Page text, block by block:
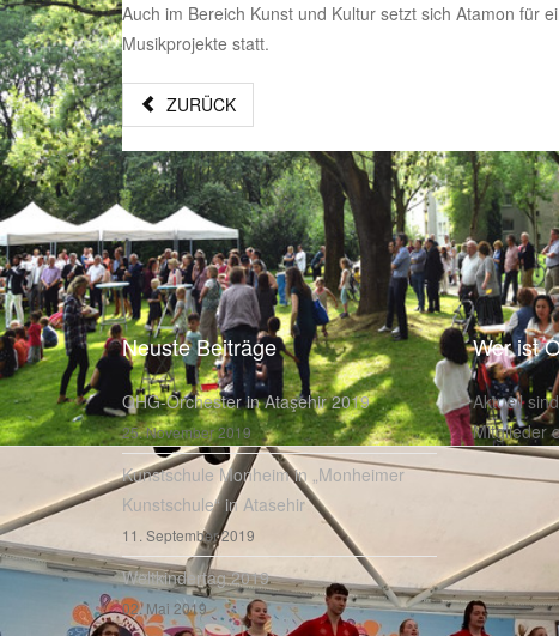
Auch im Bereich Kunst und Kultur setzt sich Atamon für
Musikprojekte statt.
ZURÜCK
Neuste Beiträge
OHG-Orchester in Ataşehir 2019
25. November 2019
Kunstschule Monheim in „Monheimer
Kunstschule“ in Atasehir
11. September 2019
Weltkindertag 2019
02. Mai 2019
Wer ist
Aktuell
Mitglieder